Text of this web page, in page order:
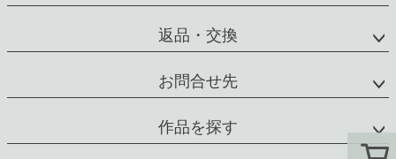
返品・交換
お問合せ先
作品を探す